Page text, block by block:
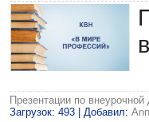
Презентации по внеурочной
Загрузок: 493 | Добавил: